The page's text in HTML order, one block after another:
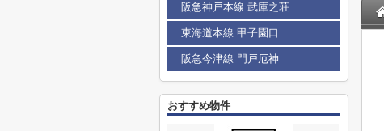
阪急神戸本線 武庫之荘
東海道本線 甲子園口
阪急今津線 門戸厄神
おすすめ物件